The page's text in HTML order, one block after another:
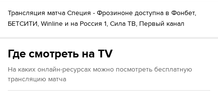
Antonio Fiori
Трансляция матча Специя - Фрозиноне доступна в Фонбет,
БЕТСИТИ, Winline и на Россия 1, Сила ТВ, Первый канал
Где смотреть на TV
На каких онлайн-ресурсах можно посмотреть бесплатную
трансляцию матча